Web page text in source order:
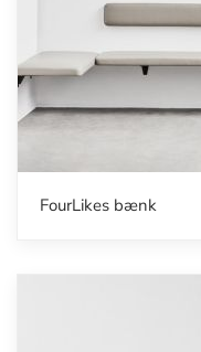
FourLikes bænk